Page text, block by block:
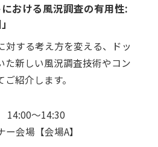
における風況調査の有用性:
対する考え方を変える、ドッ
た新しい風況調査技術やコン
紹介します。
14:00～14:30
会場【会場A】